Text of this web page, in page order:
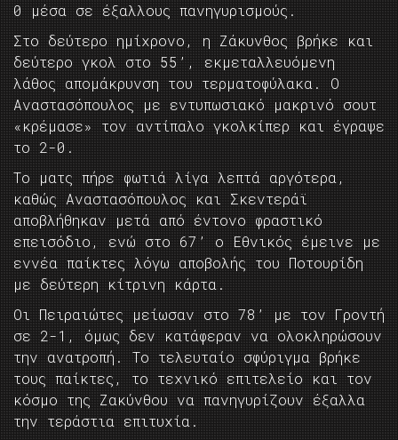
0 μέσα σε έξαλλους πανηγυρισμούς.
Στο δεύτερο ημίχρονο, η Ζάκυνθος βρήκε και
δεύτερο γκολ στο 55’, εκμεταλλευόμενη
λάθος απομάκρυνση του τερματοφύλακα. Ο
Αναστασόπουλος με εντυπωσιακό μακρινό σουτ
«κρέμασε» τον αντίπαλο γκολκίπερ και έγραψε
το 2-0.
Το ματς πήρε φωτιά λίγα λεπτά αργότερα,
καθώς Αναστασόπουλος και Σκεντεράϊ
αποβλήθηκαν μετά από έντονο φραστικό
επεισόδιο, ενώ στο 67’ ο Εθνικός έμεινε με
εννέα παίκτες λόγω αποβολής του Ποτουρίδη
με δεύτερη κίτρινη κάρτα.
Οι Πειραιώτες μείωσαν στο 78’ με τον Γροντή
σε 2-1, όμως δεν κατάφεραν να ολοκληρώσουν
την ανατροπή. Το τελευταίο σφύριγμα βρήκε
τους παίκτες, το τεχνικό επιτελείο και τον
κόσμο της Ζακύνθου να πανηγυρίζουν έξαλλα
την τεράστια επιτυχία.